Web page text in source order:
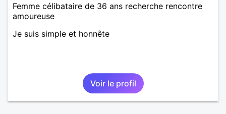
Femme célibataire de 36 ans recherche rencontre
amoureuse
Je suis simple et honnête
Voir le profil